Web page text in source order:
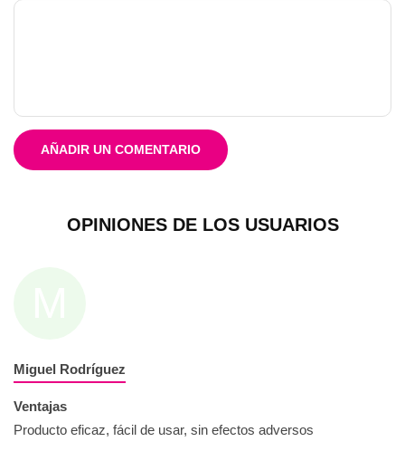
AÑADIR UN COMENTARIO
OPINIONES DE LOS USUARIOS
Miguel Rodríguez
Ventajas
Producto eficaz, fácil de usar, sin efectos adversos